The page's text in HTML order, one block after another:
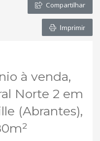
Compartilhar
Imprimir
à venda,
Norte 2 em
(Abrantes),